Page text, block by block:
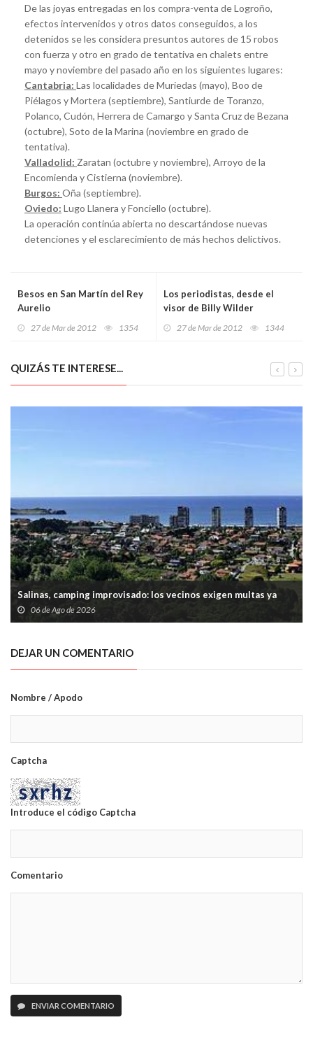
De las joyas entregadas en los compra-venta de Logroño,
efectos intervenidos y otros datos conseguidos, a los
detenidos se les considera presuntos autores de 15 robos
con fuerza y otro en grado de tentativa en chalets entre
mayo y noviembre del pasado año en los siguientes lugares:
Cantabria: Las localidades de Muriedas (mayo), Boo de
Piélagos y Mortera (septiembre), Santiurde de Toranzo,
Polanco, Cudón, Herrera de Camargo y Santa Cruz de Bezana
(octubre), Soto de la Marina (noviembre en grado de
tentativa).
Valladolid: Zaratan (octubre y noviembre), Arroyo de la
Encomienda y Cistierna (noviembre).
Burgos: Oña (septiembre).
Oviedo: Lugo Llanera y Fonciello (octubre).
La operación continúa abierta no descartándose nuevas
detenciones y el esclarecimiento de más hechos delictivos.
Besos en San Martín del Rey
Aurelio
27 de Mar de 2012 1354
Los periodistas, desde el
visor de Billy Wilder
27 de Mar de 2012 1344
QUIZÁS TE INTERESE...
Salinas, camping improvisado: los vecinos exigen multas ya
06 de Ago de 2026
DEJAR UN COMENTARIO
Nombre / Apodo
Captcha
Introduce el código Captcha
Comentario
ENVIAR COMENTARIO